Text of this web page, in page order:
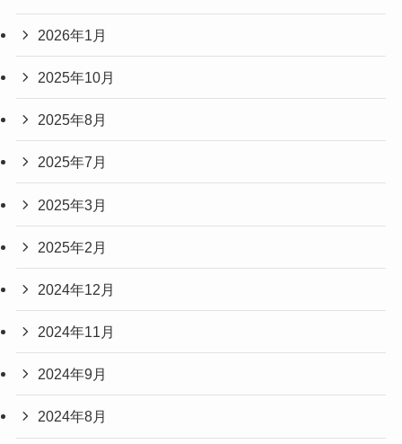
2026年1月
2025年10月
2025年8月
2025年7月
2025年3月
2025年2月
2024年12月
2024年11月
2024年9月
2024年8月